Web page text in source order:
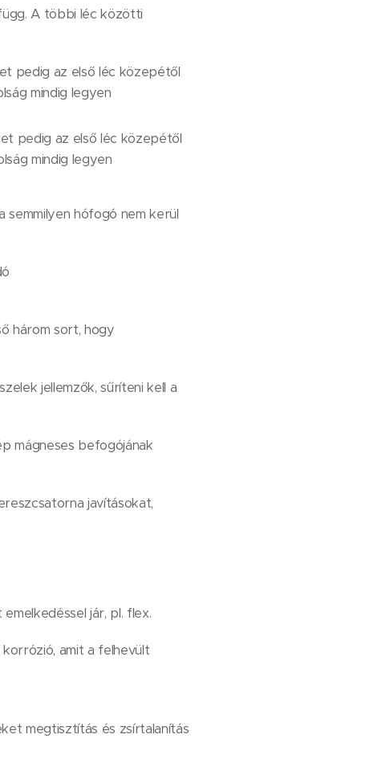
A többi léc közötti
pedig az első léc közepétől
mindig legyen
pedig az első léc közepétől
mindig legyen
semmilyen hófogó nem kerül
három sort, hogy
jellemzők, sűríteni kell a
mágneses befogójának
javításokat,
jár, pl. flex.
amit a felhevült
megtisztítás és zsírtalanítás